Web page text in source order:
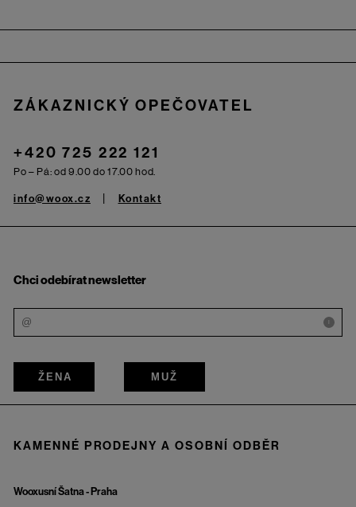
ZÁKAZNICKÝ OPEČOVATEL
+420 725 222 121
Po – Pá: od 9.00 do 17.00 hod.
info@woox.cz Kontakt
Chci odebírat newsletter
i
ŽENA MUŽ
KAMENNÉ PRODEJNY A OSOBNÍ ODBĚR
Wooxusní Šatna - Praha